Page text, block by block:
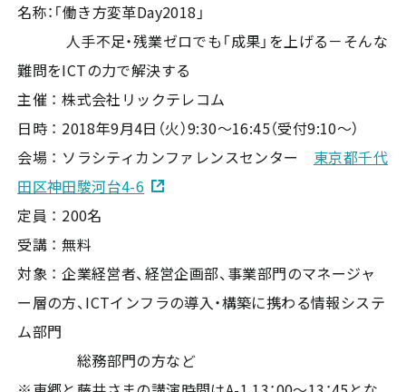
名称：「働き方変革Day2018」
人手不足・残業ゼロでも「成果」を上げる－そんな
難問をICTの力で解決する
主催 ： 株式会社リックテレコム
日時 ： 2018年9月4日（火）9:30～16:45（受付9:10～）
会場 ： ソラシティカンファレンスセンター 東京都千代
田区神田駿河台4-6
定員 ： 200名
受講 ： 無料
対象 ： 企業経営者、経営企画部、事業部門のマネージャ
ー層の方、ICTインフラの導入・構築に携わる情報システ
ム部門
総務部門の方など